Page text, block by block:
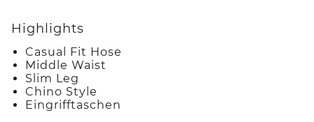
Highlights
Casual Fit Hose
Middle Waist
Slim Leg
Chino Style
Eingrifftaschen